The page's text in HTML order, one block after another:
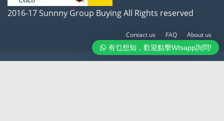
有乜想知，歡迎點擊Wtsapp詢問!
2016-17 Sunnny Group Buying All Rights reserved
Contact us FAQ About us